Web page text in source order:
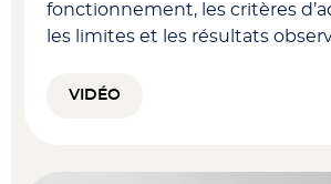
fonctionnement, les critères
les limites et les résultats
VIDÉO